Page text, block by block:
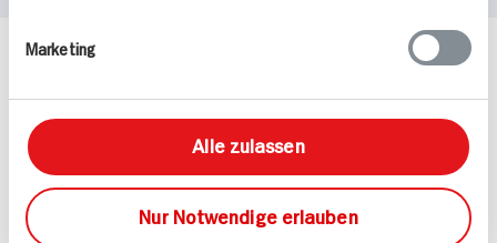
Marketing
Alle zulassen
Nur Notwendige erlauben
kontakt
hit.de
Wir beantworten gerne Ihre Fragen
(0228) 42967 0
Montag - Donnerstag: 9 bis 16 Uhr
Freitags: 9 bis 13 Uhr